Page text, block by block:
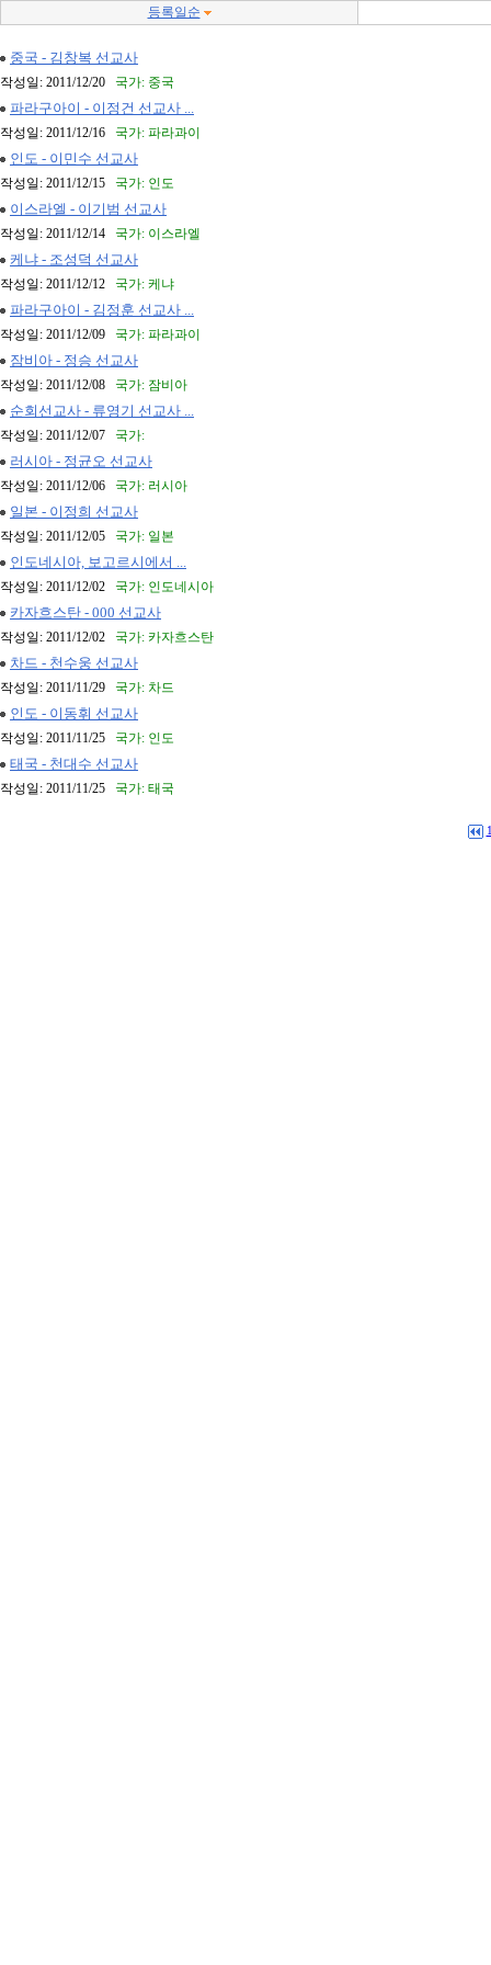
등록일순
중국 - 김창복 선교사
작성일: 2011/12/20 국가: 중국
파라구아이 - 이정건 선교사 ...
작성일: 2011/12/16 국가: 파라과이
인도 - 이민수 선교사
작성일: 2011/12/15 국가: 인도
이스라엘 - 이기범 선교사
작성일: 2011/12/14 국가: 이스라엘
케냐 - 조성덕 선교사
작성일: 2011/12/12 국가: 케냐
파라구아이 - 김정훈 선교사 ...
작성일: 2011/12/09 국가: 파라과이
잠비아 - 정승 선교사
작성일: 2011/12/08 국가: 잠비아
순회선교사 - 류영기 선교사 ...
작성일: 2011/12/07 국가:
러시아 - 정균오 선교사
작성일: 2011/12/06 국가: 러시아
일본 - 이정희 선교사
작성일: 2011/12/05 국가: 일본
인도네시아, 보고르시에서 ...
작성일: 2011/12/02 국가: 인도네시아
카자흐스탄 - 000 선교사
작성일: 2011/12/02 국가: 카자흐스탄
차드 - 천수웅 선교사
작성일: 2011/11/29 국가: 차드
인도 - 이동휘 선교사
작성일: 2011/11/25 국가: 인도
태국 - 천대수 선교사
작성일: 2011/11/25 국가: 태국